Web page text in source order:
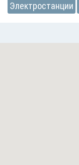
Электростанции